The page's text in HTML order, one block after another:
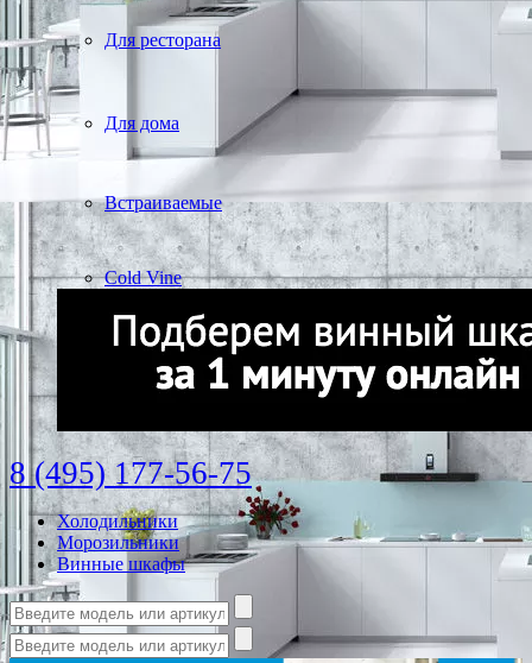
Для ресторана
Для дома
Встраиваемые
Cold Vine
8 (495) 177-56-75
Холодильники
Морозильники
Винные шкафы